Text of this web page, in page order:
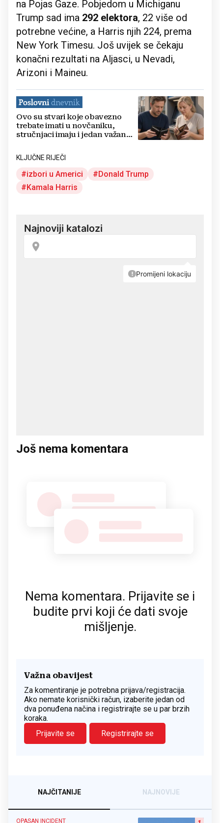
na Pojas Gaze. Pobjedom u Michiganu
Trump sad ima 292 elektora, 22 više od
potrebne većine, a Harris njih 224, prema
New York Timesu. Još uvijek se čekaju
konačni rezultati na Aljasci, u Nevadi,
Arizoni i Maineu.
Ovo su stvari koje obavezno
trebate imati u novčaniku,
stručnjaci imaju i jedan važan
KLJUČNE RIJEČI
izbori u Americi
Donald Trump
Kamala Harris
Još nema komentara
Nema komentara. Prijavite se i
budite prvi koji će dati svoje
mišljenje.
Važna obavijest
Za komentiranje je potrebna prijava/registracija.
Ako nemate korisnički račun, izaberite jedan od
dva ponuđena načina i registrirajte se u par brzih
koraka.
Prijavite se
Registrirajte se
NAJČITANIJE NAJNOVIJE
OPASAN INCIDENT